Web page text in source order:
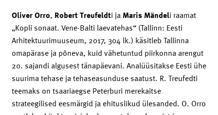
Oliver Orro, Robert Treufeldti ja Maris Mändeli raamat
„Kopli sonaat. Vene-Balti laevatehas“ (Tallinn: Eesti
Arhitektuurimuuseum, 2017, 304 lk.) käsitleb Tallinna
omapärase ja põneva, kuid vähetuntud piirkonna arengut
20. sajandi algusest tänapäevani. Analüüsitakse Eesti ühe
suurima tehase ja tehaseasunduse saatust. R. Treufedti
teemaks on tsaariaegse Peterburi merekaitse
strateegilised eesmärgid ja ehituslikud ülesanded. O. Orro